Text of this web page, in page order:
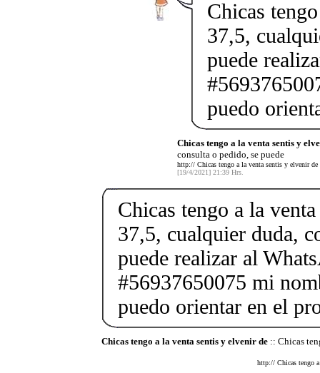
Chicas
37,5,
puede
puedo
Chicas tengo a la venta sentis y
consulta o pedido, se puede
http:// Chicas tengo a la venta sentis y elvenir
[19/4/2021] 21:39 Hrs.
Chicas tengo a la
37,5, cualquier duda,
puede realizar al
#56937650075 mi
puedo orientar en el
Chicas tengo a la venta sentis y elvenir de :: Chicas
http:// Chicas tengo